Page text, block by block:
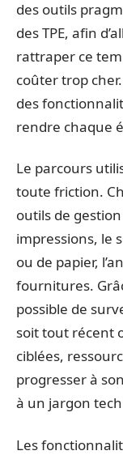
des outils
des TPE, afin
rattraper ce
coûter trop
des
rendre chaque
Le parcours
toute friction.
outils de
impressions, le
ou de papier,
fournitures.
possible de
soit tout récent
ciblées,
progresser à
à un jargon
Les